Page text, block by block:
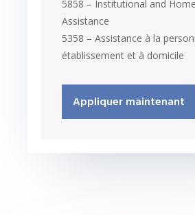
5858 – Institutional and
Assistance
5358 – Assistance à la
établissement et à domicile
Appliquer maintenant